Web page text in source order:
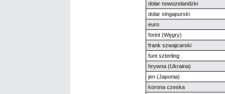
dolar nowozelandzki
dolar singapurski
euro
forint (Węgry)
frank szwajcarski
funt szterling
hrywna (Ukraina)
jen (Japonia)
korona czeska